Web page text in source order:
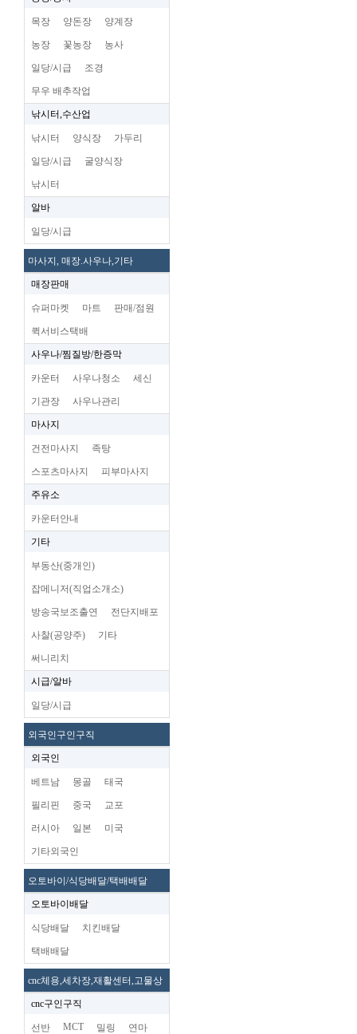
목장 양돈장 양계장
농장 꽃농장 농사
일당/시급 조경
무우 배추작업
낚시터,수산업
낚시터 양식장 가두리
일당/시급 굴양식장
낚시터
알바
일당/시급
마사지, 매장.사우나,기타
매장판매
슈퍼마켓 마트 판매/점원
퀵서비스택배
사우나/찜질방/한증막
카운터 사우나청소 세신
기관장 사우나관리
마사지
건전마사지 족탕
스포츠마사지 피부마사지
주유소
카운터안내
기타
부동산(중개인)
잡메니저(직업소개소)
방송국보조출연 전단지배포
사찰(공양주) 기타
써니리치
시급/알바
일당/시급
외국인구인구직
외국인
베트남 몽골 태국
필리핀 중국 교포
러시아 일본 미국
기타외국인
오토바이/식당배달/택배배달
오토바이배달
식당배달 치킨배달
택배배달
cnc체용,세차장,재활센터,고물상
cnc구인구직
선반 MCT 밀링 연마